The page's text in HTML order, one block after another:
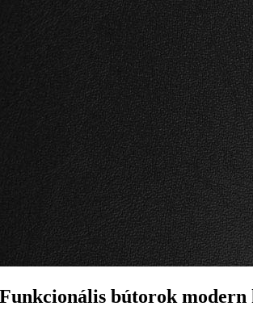
Funkcionális bútorok modern